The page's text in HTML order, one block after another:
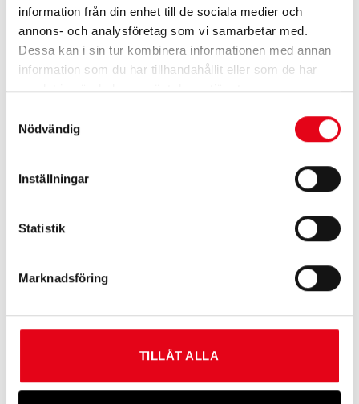
information från din enhet till de sociala medier och
annons- och analysföretag som vi samarbetar med.
Dessa kan i sin tur kombinera informationen med annan
information som du har tillhandahållit eller som de har
samlat in när du har använt deras tjänster.
Nödvändig
Inställningar
Statistik
Marknadsföring
TILLÅT ALLA
Flamskyddade arbetsbyxor
2 960krexkl. moms 456krexkl. moms